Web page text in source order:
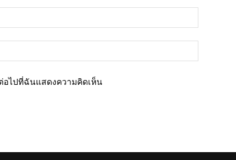
อไปที่ฉันแสดงความคิดเห็น